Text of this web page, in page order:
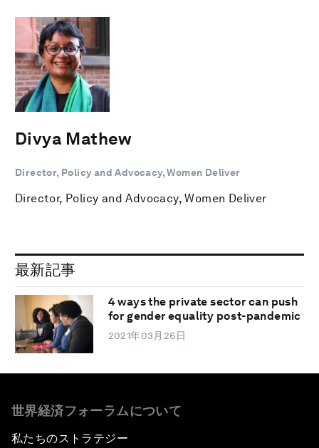
Divya Mathew
Director, Policy and Advocacy, Women Deliver
Director, Policy and Advocacy, Women Deliver
最新記事
4 ways the private sector can push
for gender equality post-pandemic
2021年03月26日
世界経済フォーラムについて
私たちのストラテジー